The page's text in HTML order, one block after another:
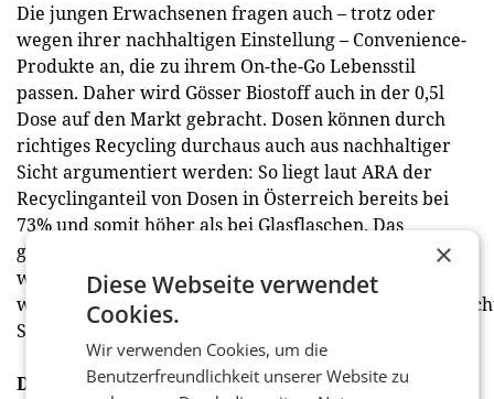
Die jungen Erwachsenen fragen auch – trotz oder
wegen ihrer nachhaltigen Einstellung – Convenience-
Produkte an, die zu ihrem On-the-Go Lebensstil
passen. Daher wird Gösser Biostoff auch in der 0,5l
Dose auf den Markt gebracht. Dosen können durch
richtiges Recycling durchaus auch aus nachhaltiger
Sicht argumentiert werden: So liegt laut ARA der
Recyclinganteil von Dosen in Österreich bereits bei
73% und somit höher als bei Glasflaschen. Das
geplante Einwegpfand ab 2025 wird diese Quote
weiter erhöhen (Vgl.:
www.brauunion.at/nachhaltigkeit/
Seite 76)
Das Bewusstsein für Bio-Qualität wächst
×
Diese Webseite verwendet
Cookies.
Wir verwenden Cookies, um die
Benutzerfreundlichkeit unserer Website zu